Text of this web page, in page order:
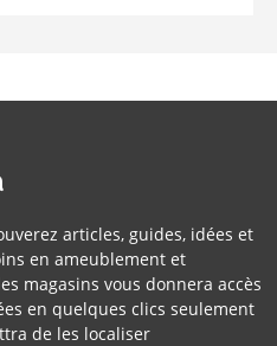
articles, guides, idées et
en ameublement et
magasins vous donnera accès
en quelques clics seulement
de les localiser